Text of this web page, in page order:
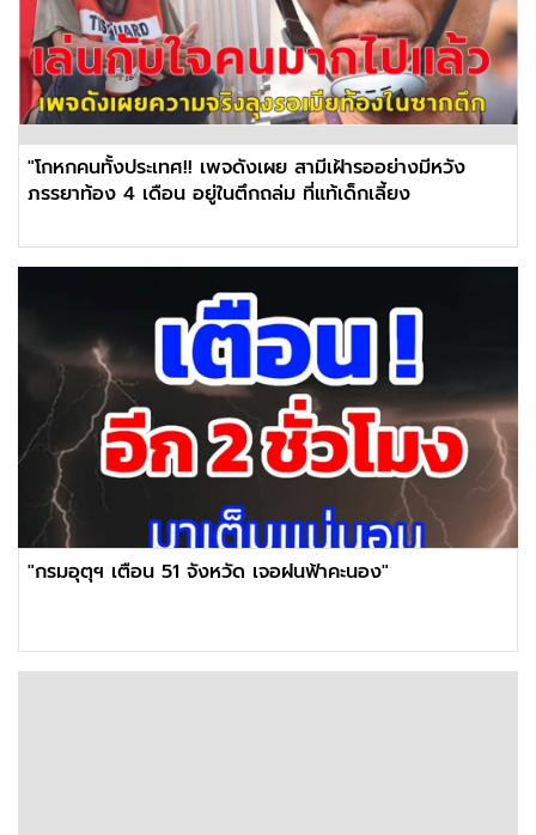
"โกหกคนทั้งประเทศ!! เพจดังเผย สามีเฝ้ารออย่างมีหวัง
ภรรยาท้อง 4 เดือน อยู่ในตึกถล่ม ที่แท้เด็กเลี้ยง
"กรมอุตุฯ เตือน 51 จังหวัด เจอฝนฟ้าคะนอง"